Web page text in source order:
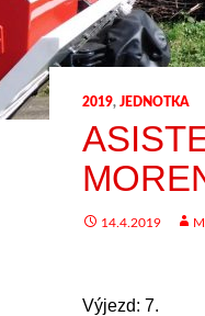
2019, JEDNOTKA
14.4.2019
Výjezd: 7.